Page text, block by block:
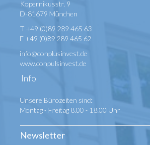
Kopernikusstr. 9
D-81679 München
T +49 (0)89 289 465 63
F +49 (0)89 289 465 62
info@conplusinvest.de
www.conpulsinvest.de
Info
Unsere Bürozeiten sind:
Montag - Freitag 8.00 - 18.00 Uhr
Newsletter